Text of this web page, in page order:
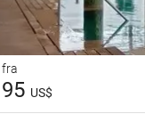
fra
95 US$